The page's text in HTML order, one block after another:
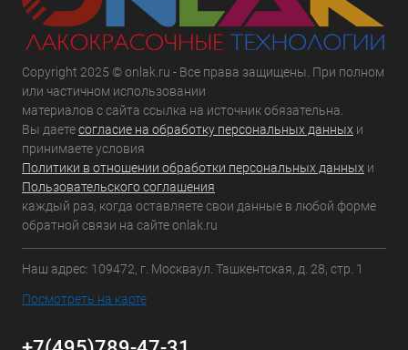
Copyright 2025 © onlak.ru - Все права защищены. При полном
или частичном использовании
материалов с сайта ссылка на источник обязательна.
Вы даетесогласие на обработку персональных данных и
принимаете условия
Политики в отношении обработки персональных данных и
Пользовательского соглашения
каждый раз, когда оставляете свои данные в любой форме
обратной связи на сайте onlak.ru
Наш адрес: 109472, г. Москваул. Ташкентская, д. 28, стр. 1
Посмотреть на карте